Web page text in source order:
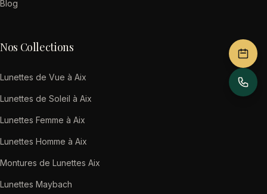
Blog
Nos Collections
Lunettes de Vue à Aix
Lunettes de Soleil à Aix
Lunettes Femme à Aix
Lunettes Homme à Aix
Montures de Lunettes Aix
Lunettes Maybach